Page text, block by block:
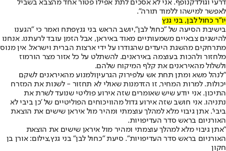
דרעי וגולדקנופף. אני לא אסכים לתת אפילו פטור אחד מהצבא בשביל
לאפשר למישהו ללמוד תורה".
יו"ר כחול לבן, בני גנץ
בישיבת הסיעה של "כחול לבן",יושב הראש בני גנץפתח ואמר כי "הגענו
להישגים צבאיים משמעותיים מאוד באיראן, אבל הזמן עובד לרעתנו. אנחנו
מתרחקים מהשגת היעדים שהגודרו על ידי ארצות הברית וישראל. אין מנוס
מלחזור ולהכות בעוצמה באיראנים. להשתלט על כל אזור מצר הורמוז
ולשלול מהאיראנים את קלף המיקוח שלהם.
"לנהל משא ומתן תחת אש עלפירוק הגרעיןולמנוע מהאיראנים לשקם
יכולות. למרות המחיר, זו הזדמנות שאולי לא תחזור - לשנות את המזרח
התיכון. אני יודע שיש שאומרים שזה אירוע פוליטי שנועד לשרת את
נתניהו. אני חושב שזה אירוע גדול מהוויכוחים הפוליטיים של 'כן ביבי לא
ביבי'. אתן גיבוי מלא למהלך עוצמתי ומהיר מול איראן שישים את הוצאת
האורניום בראש סדר העדיפויות.
"אתן גיבוי מלא למהלך עוצמתי ומהיר מול איראן שישים את הוצאת
האורניום בראש סדר העדיפויות". סיעת "כחול לבן" בני גנץ,צילום: אורן בן
חקון